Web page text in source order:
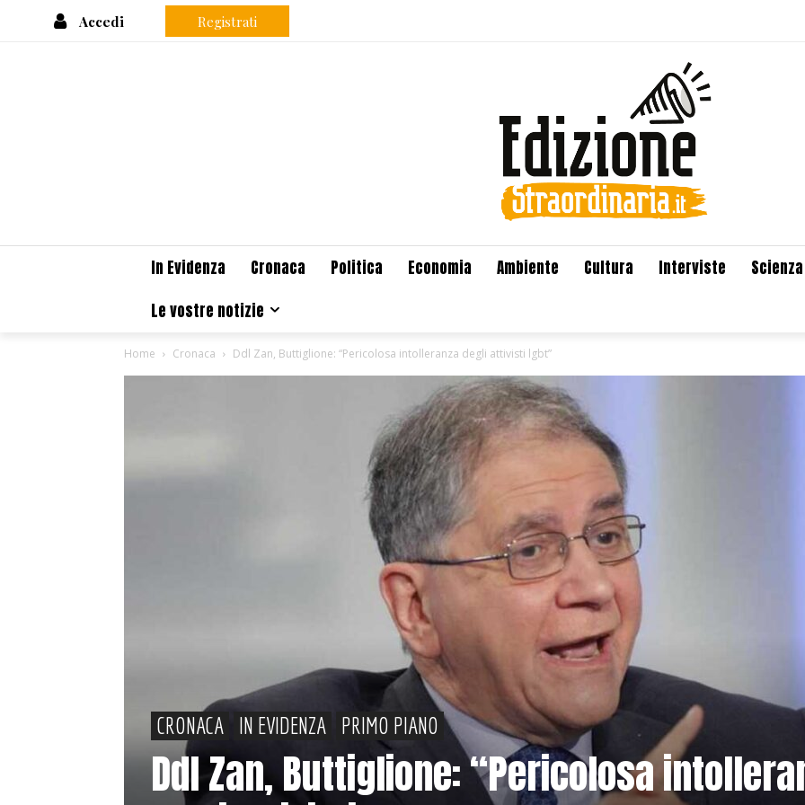
Accedi Registrati
In Evidenza Cronaca Politica Economia Ambiente Cultura Interviste
Scienza
Le vostre notizie
Home Cronaca Ddl Zan, Buttiglione: “Pericolosa intolleranza degli attivisti lgbt”
CRONACA IN EVIDENZA PRIMO PIANO
Ddl Zan, Buttiglione: “Pericolosa